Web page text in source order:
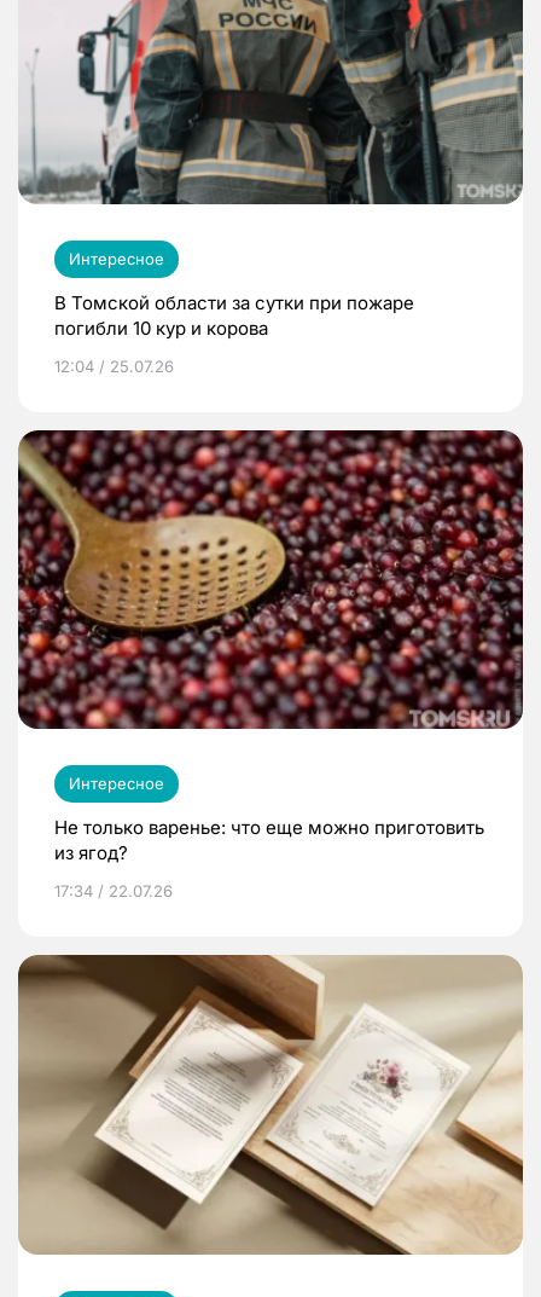
Интересное
В Томской области за сутки при пожаре
погибли 10 кур и корова
12:04 / 25.07.26
Интересное
Не только варенье: что еще можно приготовить
из ягод?
17:34 / 22.07.26